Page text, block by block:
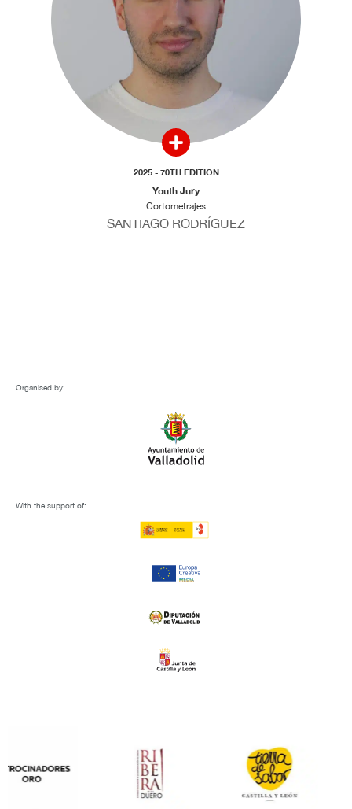
2025 - 70TH EDITION
Youth Jury
Cortometrajes
SANTIAGO RODRÍGUEZ
Organised by:
With the support of: